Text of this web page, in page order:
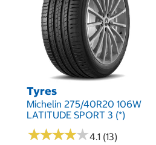
Tyres
Michelin 275/40R20 106W
LATITUDE SPORT 3 (*)
★★★★★
★★★★★4.1 (13)